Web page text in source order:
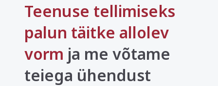
Teenuse tellimiseks
palun täitke allolev
vorm ja me võtame
teiega ühendust